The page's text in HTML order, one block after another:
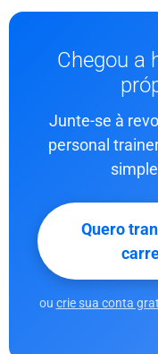
Chegou a
Junte-se à
personal
Quero
ou crie sua conta